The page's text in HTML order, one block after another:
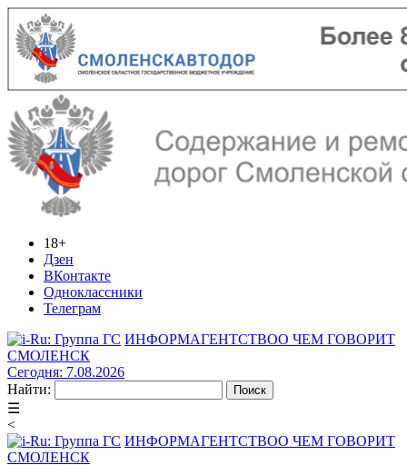
18+
Дзен
ВКонтакте
Одноклассники
Телеграм
ИНФОРМАГЕНТСТВОО ЧЕМ ГОВОРИТ
СМОЛЕНСК
Сегодня: 7.08.2026
Найти:
☰
<
ИНФОРМАГЕНТСТВОО ЧЕМ ГОВОРИТ
СМОЛЕНСК